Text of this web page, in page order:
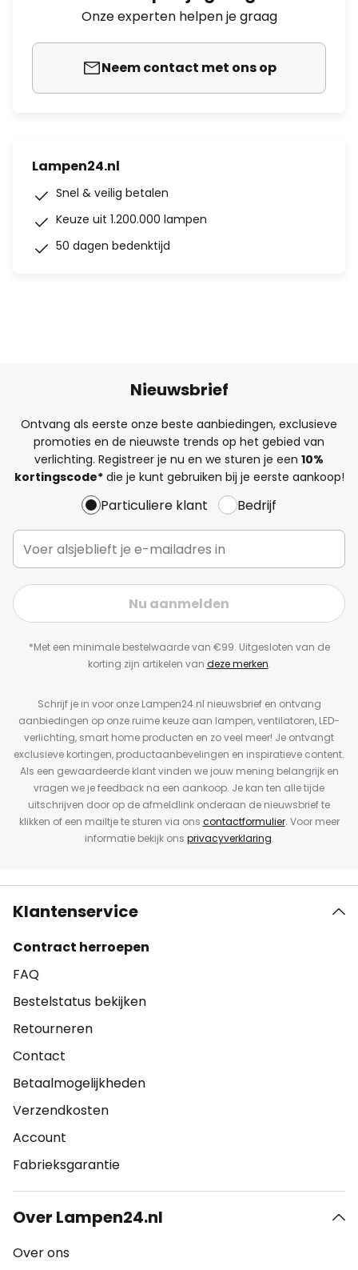
Onze experten helpen je graag
Neem contact met ons op
Lampen24.nl
Snel & veilig betalen
Keuze uit 1.200.000 lampen
50 dagen bedenktijd
Nieuwsbrief
Ontvang als eerste onze beste aanbiedingen, exclusieve
promoties en de nieuwste trends op het gebied van
verlichting. Registreer je nu en we sturen je een 10%
kortingscode*die je kunt gebruiken bij je eerste aankoop!
Particuliere klant Bedrijf
Nu aanmelden
*Met een minimale bestelwaarde van €99. Uitgesloten van de
korting zijn artikelen van deze merken.
Schrijf je in voor onze Lampen24.nl nieuwsbrief en ontvang
aanbiedingen op onze ruime keuze aan lampen, ventilatoren, LED-
verlichting, smart home producten en zo veel meer! Je ontvangt
exclusieve kortingen, productaanbevelingen en inspiratieve content.
Als een gewaardeerde klant vinden we jouw mening belangrijk en
vragen we je feedback na een aankoop. Je kan ten alle tijde
uitschrijven door op de afmeldlink onderaan de nieuwsbrief te
klikken of een mailtje te sturen via ons contactformulier. Voor meer
informatie bekijk ons privacyverklaring.
Klantenservice
Contract herroepen
FAQ
Bestelstatus bekijken
Retourneren
Contact
Betaalmogelijkheden
Verzendkosten
Account
Fabrieksgarantie
Over Lampen24.nl
Over ons